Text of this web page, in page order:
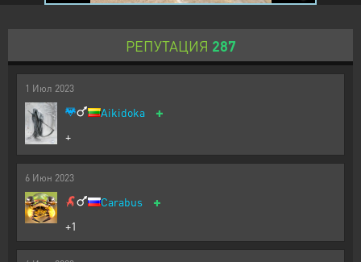
РЕПУТАЦИЯ 287
1 Июл 2023
Aikidoka +
+
6 Июн 2023
Carabus +
+1